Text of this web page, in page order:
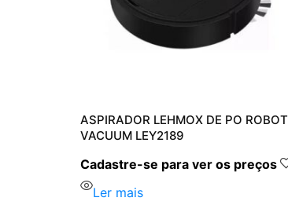
ASPIRADOR LEHMOX DE PO ROBOT
VACUUM LEY2189
Cadastre-se para ver os preços
Ler mais